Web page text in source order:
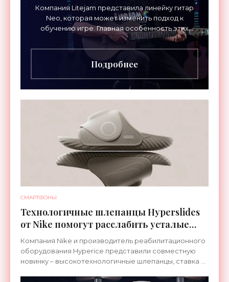
Компания Litejam представила линейку гитар
Neo, которая может изменить подход к
обучению игре. Главная особенность этих
инструментов – встроенная RGB-подсветка
грифа. Светодиоды
Подробнее
СМАРТФОНЫ
Технологичные шлепанцы Hyperslides
от Nike помогут расслабить усталые
ноги после тренировки - «Гаджеты»
Компания Nike и производитель реабилитационного
оборудования Hyperice представили совместную
новинку – высокотехнологичные шлепанцы, ставка в